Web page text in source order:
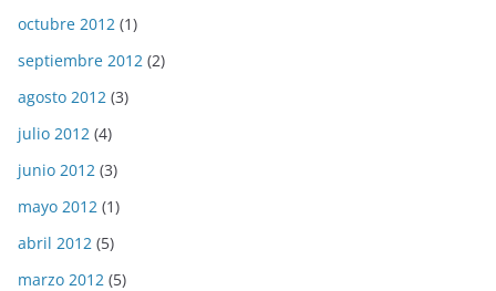
octubre 2012 (1)
septiembre 2012 (2)
agosto 2012 (3)
julio 2012 (4)
junio 2012 (3)
mayo 2012 (1)
abril 2012 (5)
marzo 2012 (5)